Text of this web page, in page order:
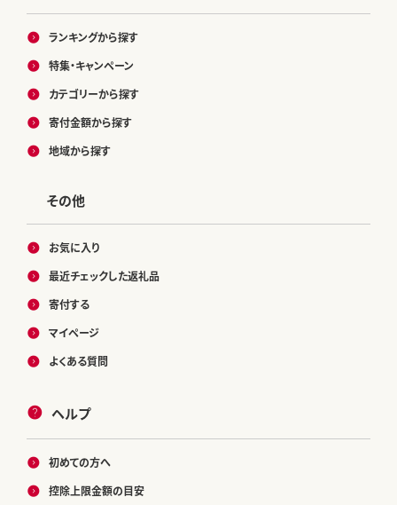
ランキングから探す
特集・キャンペーン
カテゴリーから探す
寄付金額から探す
地域から探す
その他
お気に入り
最近チェックした返礼品
寄付する
マイページ
よくある質問
ヘルプ
初めての方へ
控除上限金額の目安